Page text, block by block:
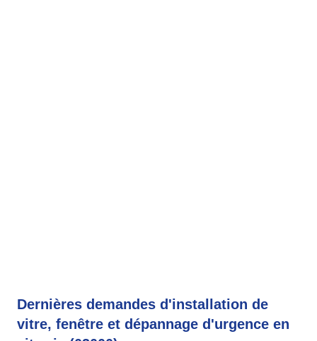
Dernières demandes d'installation de
vitre, fenêtre et dépannage d'urgence en